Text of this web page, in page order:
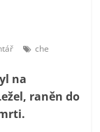
che
na
raněn do